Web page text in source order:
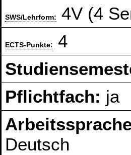
SWS/Lehrform: 4V (4
ECTS-Punkte:
4
Pflichtfach: ja
Deutsch